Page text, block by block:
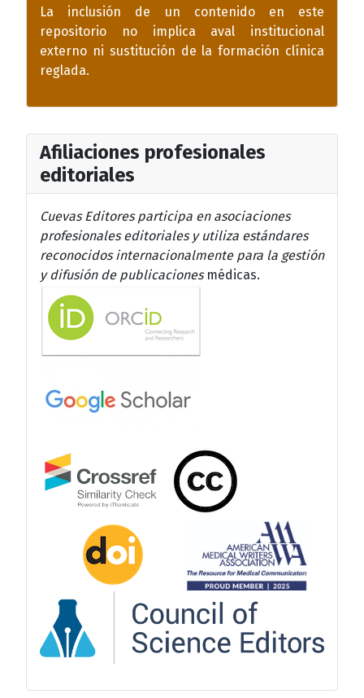
Afiliaciones profesionales
editoriales
Cuevas Editores participa en asociaciones
profesionales editoriales y utiliza estándares
reconocidos internacionalmente para la gestión
y difusión de publicacionesmédicas.
La inclusión de un contenido en este
repositorio no implica aval institucional
externo ni sustitución de la formación clínica
reglada.